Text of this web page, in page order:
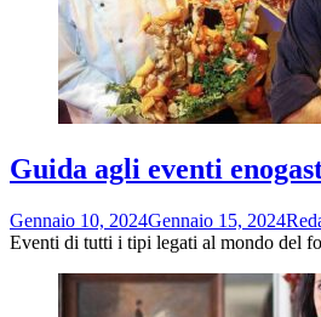
Guida agli eventi
Gennaio 10, 2024Gennaio 15, 2024
Eventi di tutti i tipi legati al mondo del